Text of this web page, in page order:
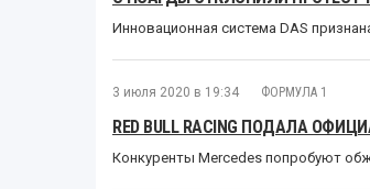
Инновационная система DAS
3 июля 2020 в 19:34 ФОРМУЛА 1
RED BULL RACING ПОДАЛА
Конкуренты Mercedes попробуют